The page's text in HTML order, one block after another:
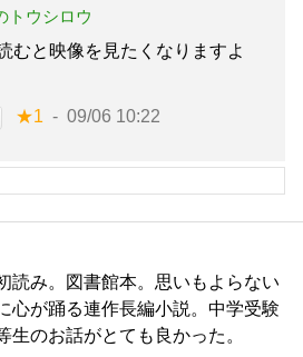
トウシロウ
むと映像を見たくなりますよ
★1 09/06 10:22
読み。図書館本。思いもよらない
心が踊る連作長編小説。中学受験
生のお話がとても良かった。